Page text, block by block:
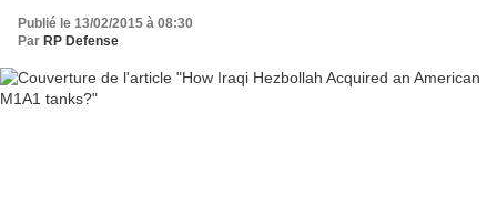
Publié le 13/02/2015 à 08:30
Par RP Defense